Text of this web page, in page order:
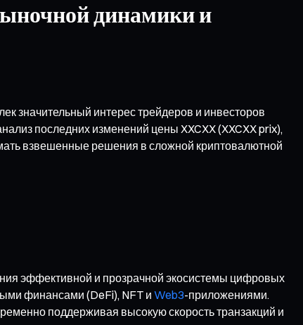
динамики и
значительный интерес трейдеров и инвесторов
последних изменений цены XXCXX (XXCXX prix),
взвешенные решения в сложной криптовалютной
эффективной и прозрачной экосистемы цифровых
финансами (DeFi), NFT и Web3-приложениями.
поддерживая высокую скорость транзакций и